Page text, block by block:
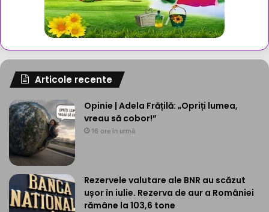
Articole recente
Opinie | Adela Frățilă: „Opriți lumea,
vreau să cobor!”
16 ore în urmă
Rezervele valutare ale BNR au scăzut
ușor în iulie. Rezerva de aur a României
rămâne la 103,6 tone